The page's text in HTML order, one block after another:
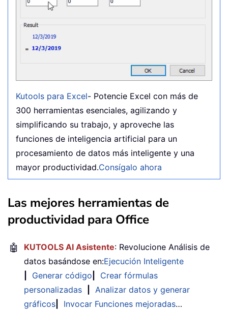
Kutools para Excel- Potencie Excel con más de
300 herramientas esenciales, agilizando y
simplificando su trabajo, y aproveche las
funciones de inteligencia artificial para un
procesamiento de datos más inteligente y una
mayor productividad.Consígalo ahora
Las mejores herramientas de
productividad para Office
🤖 KUTOOLS AI Asistente: Revolucione Análisis de
datos basándose en:Ejecución Inteligente
Generar código
Crear fórmulas
personalizadas
Analizar datos y generar
gráficos
Invocar Funciones mejoradas…